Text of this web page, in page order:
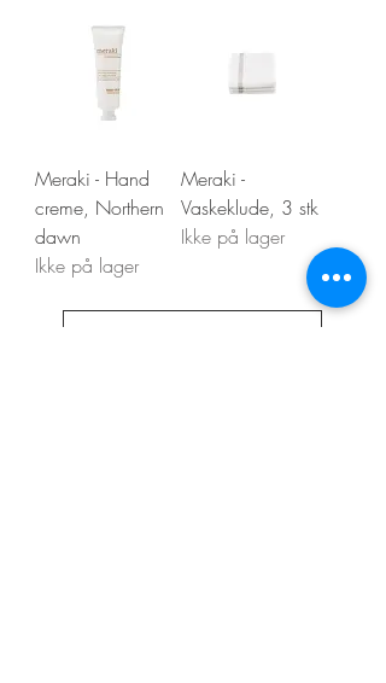
Meraki - Hand
creme, Northern
dawn
Ikke på lager
Meraki -
Vaskeklude, 3 stk
Ikke på lager